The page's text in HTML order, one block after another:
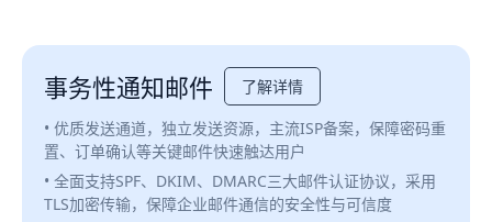
事务性通知邮件
了解详情
• 优质发送通道，独立发送资源，主流ISP备案，保障密码重
置、订单确认等关键邮件快速触达用户
• 全面支持SPF、DKIM、DMARC三大邮件认证协议，采用
TLS加密传输，保障企业邮件通信的安全性与可信度